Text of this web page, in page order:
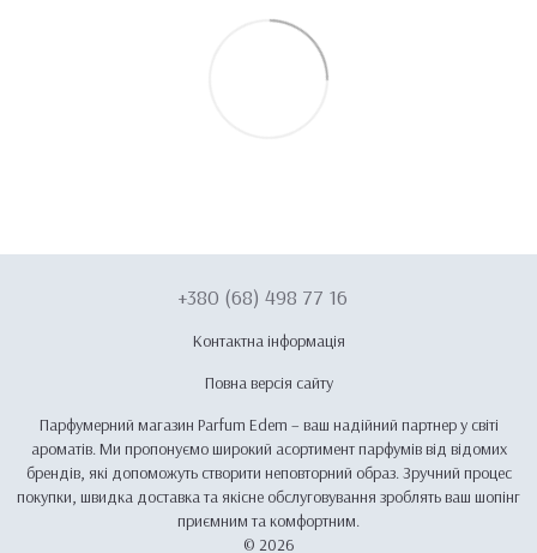
+380 (68) 498 77 16
Контактна інформація
Повна версія сайту
Парфумерний магазин Parfum Edem – ваш надійний партнер у світі
ароматів. Ми пропонуємо широкий асортимент парфумів від відомих
брендів, які допоможуть створити неповторний образ. Зручний процес
покупки, швидка доставка та якісне обслуговування зроблять ваш шопінг
приємним та комфортним.
© 2026